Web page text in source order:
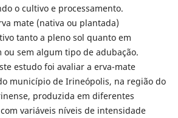
o cultivo e processamento.
mate (nativa ou plantada)
tanto a pleno sol quanto em
ou sem algum tipo de adubação.
estudo foi avaliar a erva-mate
município de Irineópolis, na região do
produzida em diferentes
variáveis níveis de intensidade